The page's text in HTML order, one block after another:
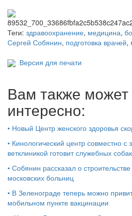
Теги: здравоохранение, медицина,
Сергей Собянин, подготовка врачей,
Версия для печати
Вам также
интересно:
• Новый Центр женского здоровья
• Кинологический центр совместно с
ветклиникой готовит служебных
• Собянин рассказал о
московских больниц
• В Зеленограде теперь можно
мобильном пункте вакцинации